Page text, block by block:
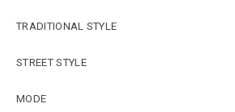
TRADITIONAL STYLE
STREET STYLE
MODE